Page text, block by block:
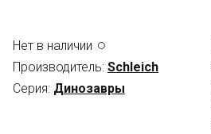
Нет в наличии
Производитель: Schleich
Серия: Динозавры